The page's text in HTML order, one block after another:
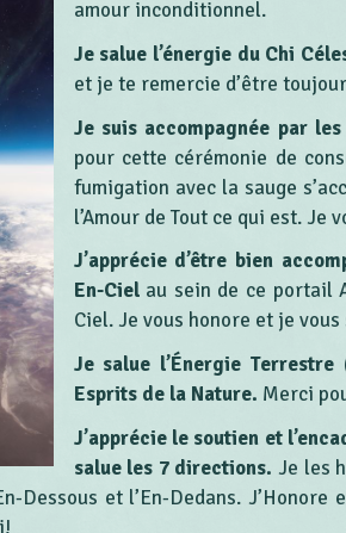
amour inconditionnel.
Je salue l’énergie du Chi
et je te remercie d’être
Je suis accompagnée par
pour cette cérémonie de
fumigation avec la sauge
l’Amour de Tout ce qui est. Je
J’apprécie d’être bien
En-Ciel au sein de ce portail
Ciel. Je vous honore et je
Je salue l’Énergie
Esprits de la Nature. Merci
J’apprécie le soutien et
salue les 7 directions. Je les
Dessous et l’En-Dedans.